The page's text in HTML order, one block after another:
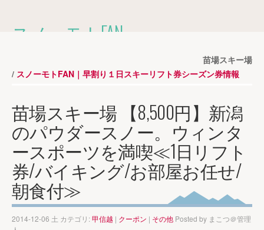
スノーモトFAN
ホーム »早割りリフト券»
苗場スキー場
スノーモトFAN｜早割り１日スキーリフト券シーズン券情報
苗場スキー場 【8,500円】新潟
のパウダースノー。ウィンタ
ースポーツを満喫≪1日リフト
券/バイキング/お部屋お任せ/
朝食付≫
2014-12-06 土 カテゴリ:甲信越 | クーポン | その他 Posted by まこつ＠管理